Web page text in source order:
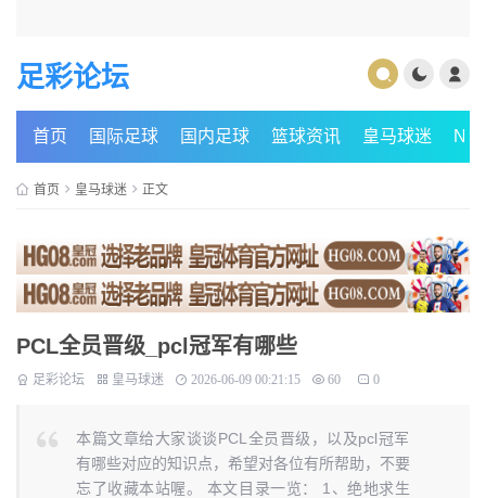
足彩论坛
首页 国际足球 国内足球 篮球资讯 皇马球迷
首页 皇马球迷 正文
PCL全员晋级_pcl冠军有哪些
足彩论坛 皇马球迷 2026-06-09 00:21:15 60 0
本篇文章给大家谈谈PCL全员晋级，以及pcl冠军
有哪些对应的知识点，希望对各位有所帮助，不要
忘了收藏本站喔。 本文目录一览： 1、绝地求生